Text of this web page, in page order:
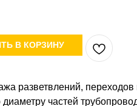
В КОРЗИНУ
разветвлений, переходов
частей